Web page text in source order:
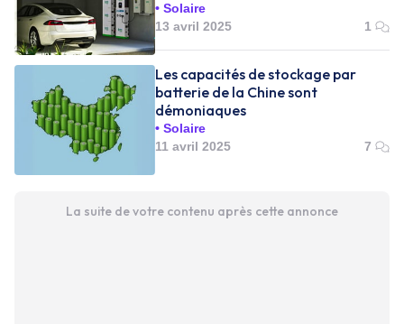
Solaire
13 avril 2025
1
Les capacités de stockage par
batterie de la Chine sont
démoniaques
Solaire
11 avril 2025
7
La suite de votre contenu après cette annonce